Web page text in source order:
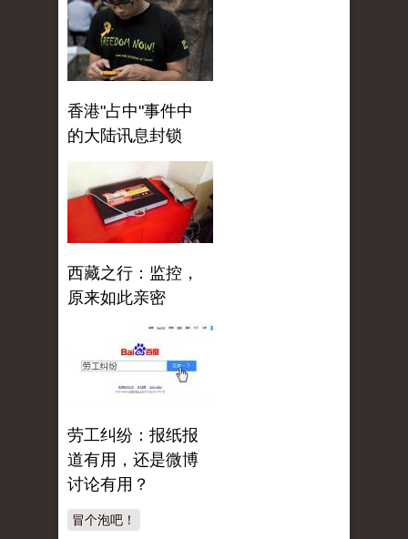
香港"占中"事件中
的大陆讯息封锁
西藏之行：监控，
原来如此亲密
劳工纠纷：报纸报
道有用，还是微博
讨论有用？
冒个泡吧！